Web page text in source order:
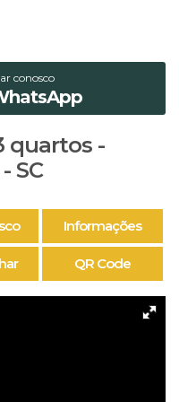
conosco
quartos -
SC
Informações
QR Code